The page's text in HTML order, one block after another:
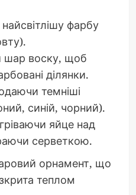
фарбу
шар воску, щоб
ділянки.
темніші
синій, чорний).
яйце над
серветкою.
орнамент, що
теплом